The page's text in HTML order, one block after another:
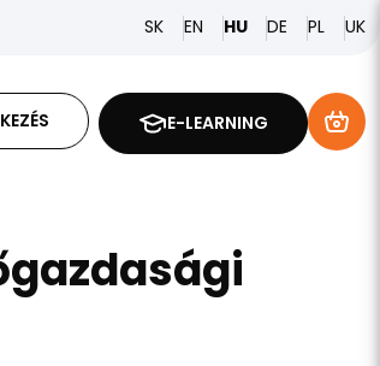
SK EN HU DE PL UK
E-LEARNING